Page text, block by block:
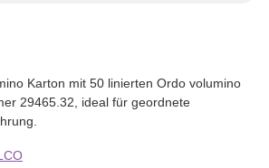
Karton mit 50 linierten Ordo volumino
29465.32, ideal für geordnete